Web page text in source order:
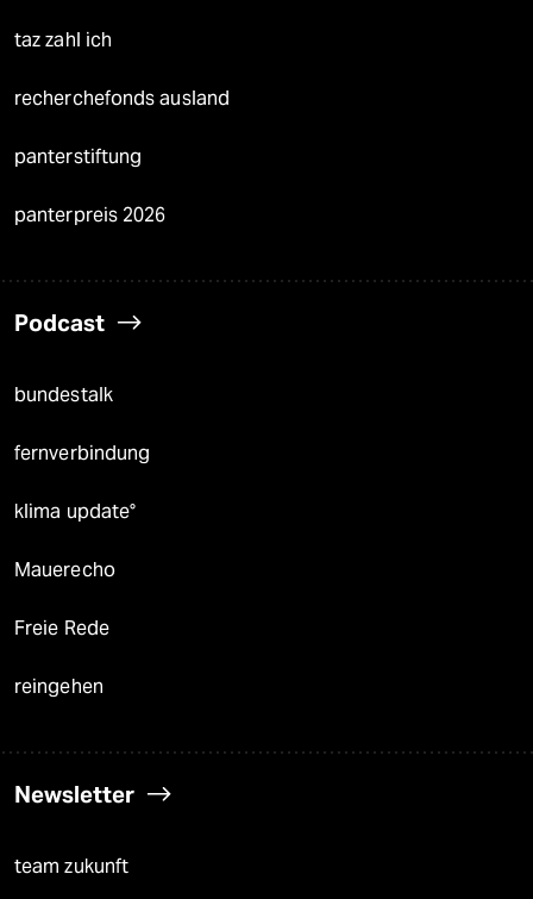
taz zahl ich
recherchefonds ausland
panterstiftung
panterpreis 2026
Podcast
bundestalk
fernverbindung
klima update°
Mauerecho
Freie Rede
reingehen
Newsletter
team zukunft